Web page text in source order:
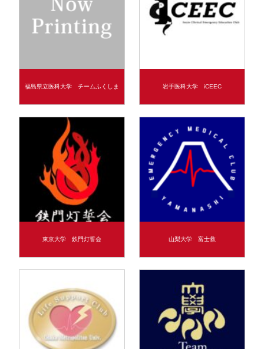
福島県立医科大学 チームふくしま 岩手医科大学 iCEEC
東京大学 鉄門灯誓会 山梨大学 富士救